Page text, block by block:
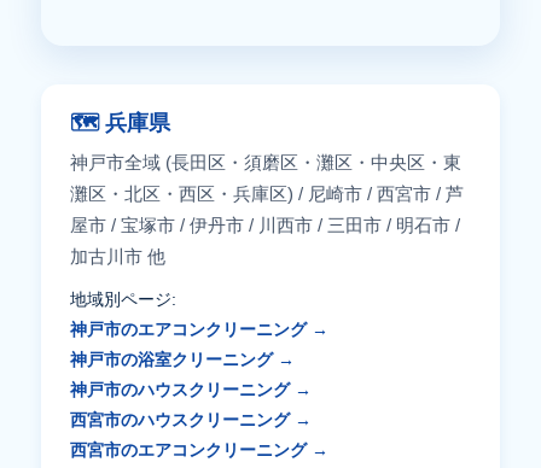
🗺️ 兵庫県
神戸市全域 (長田区・須磨区・灘区・中央区・東
灘区・北区・西区・兵庫区) / 尼崎市 / 西宮市 / 芦
屋市 / 宝塚市 / 伊丹市 / 川西市 / 三田市 / 明石市 /
加古川市 他
地域別ページ:
神戸市のエアコンクリーニング →
神戸市の浴室クリーニング →
神戸市のハウスクリーニング →
西宮市のハウスクリーニング →
西宮市のエアコンクリーニング →